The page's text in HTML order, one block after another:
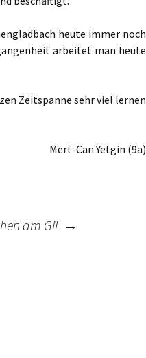
heute immer noch
arbeitet man heute
Zeitspanne sehr viel lernen
Mert-Can Yetgin (9a)
am GiL →